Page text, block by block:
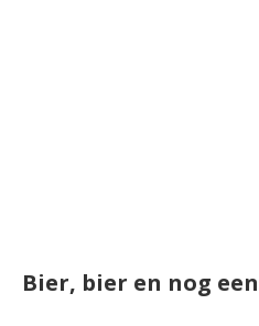
Bier, bier en nog